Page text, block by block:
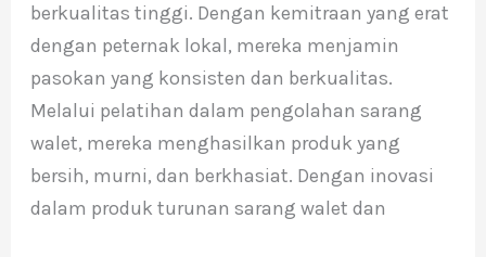
berkualitas tinggi. Dengan kemitraan yang erat
dengan peternak lokal, mereka menjamin
pasokan yang konsisten dan berkualitas.
Melalui pelatihan dalam pengolahan sarang
walet, mereka menghasilkan produk yang
bersih, murni, dan berkhasiat. Dengan inovasi
dalam produk turunan sarang walet dan
Selatan